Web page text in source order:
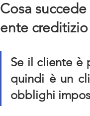
Cosa
ente
Se il cliente è
quindi è un
obblighi